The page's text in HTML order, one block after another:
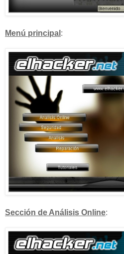
Menú principal :
Sección de Análisis Online: